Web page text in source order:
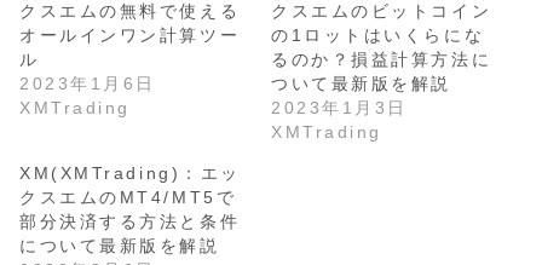
クスエムの無料で使える
オールインワン計算ツー
ル
2023年1月6日
XMTrading
クスエムのビットコイン
の1ロットはいくらにな
るのか？損益計算方法に
ついて最新版を解説
2023年1月3日
XMTrading
XM(XMTrading)：エッ
クスエムのMT4/MT5で
部分決済する方法と条件
について最新版を解説